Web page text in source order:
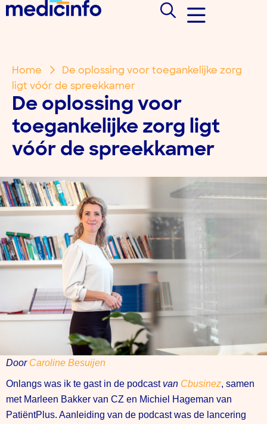
Home
De oplossing voor toegankelijke zorg
ligt vóór de spreekkamer
De oplossing voor
toegankelijke zorg ligt
vóór de spreekkamer
Door Caroline Besuijen
Onlangs was ik te gast in de podcast van Cbusinez, samen
met Marleen Bakker van CZ en Michiel Hageman van
PatiëntPlus. Aanleiding van de podcast was de lancering